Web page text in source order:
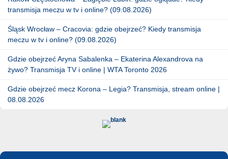
transmisja meczu w tv i online? (09.08.2026)
Śląsk Wrocław – Cracovia: gdzie obejrzeć? Kiedy transmisja
meczu w tv i online? (09.08.2026)
Gdzie obejrzeć Aryna Sabalenka – Ekaterina Alexandrova na
żywo? Transmisja TV i online | WTA Toronto 2026
Gdzie obejrzeć mecz Korona – Legia? Transmisja, stream online |
08.08.2026